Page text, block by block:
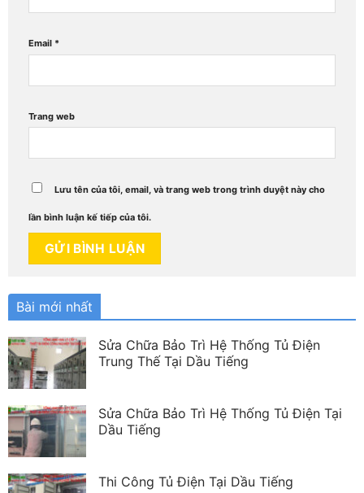
Email *
Trang web
Lưu tên của tôi, email, và trang web trong trình duyệt này cho
lần bình luận kế tiếp của tôi.
Bài mới nhất
Sửa Chữa Bảo Trì Hệ Thống Tủ Điện
Trung Thế Tại Dầu Tiếng
Sửa Chữa Bảo Trì Hệ Thống Tủ Điện Tại
Dầu Tiếng
Thi Công Tủ Điện Tại Dầu Tiếng